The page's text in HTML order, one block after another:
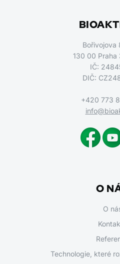
Bořivojova
130 00 Praha
IČ:
DIČ:
+420 773
O
O
Technologie, které